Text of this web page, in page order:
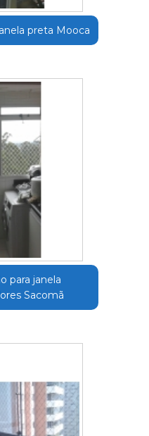
preta Mooca
para janela
Sacomã